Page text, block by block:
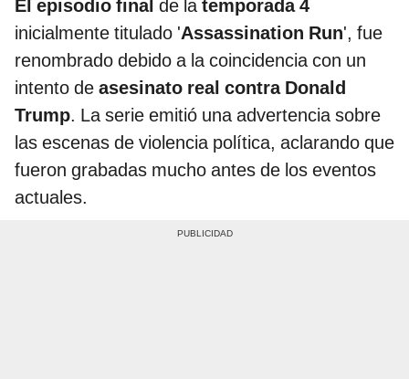
El episodio final de la temporada 4
inicialmente titulado 'Assassination Run', fue
renombrado debido a la coincidencia con un
intento de asesinato real contra Donald
Trump. La serie emitió una advertencia sobre
las escenas de violencia política, aclarando que
fueron grabadas mucho antes de los eventos
actuales.